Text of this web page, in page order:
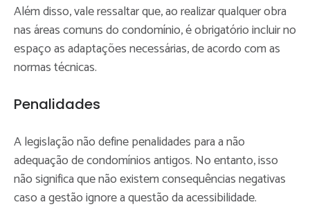
Além disso, vale ressaltar que, ao realizar qualquer obra
nas áreas comuns do condomínio, é obrigatório incluir no
espaço as adaptações necessárias, de acordo com as
normas técnicas.
Penalidades
A legislação não define penalidades para a não
adequação de condomínios antigos. No entanto, isso
não significa que não existem consequências negativas
caso a gestão ignore a questão da acessibilidade.